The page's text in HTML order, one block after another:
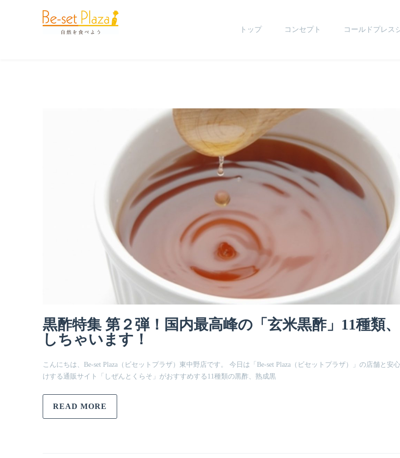
トップ コンセプト コールドプレス
黒酢特集 第２弾！国内最高峰の「玄米黒酢」11種類
しちゃいます！
こんにちは、Be-set Plaza（ビセットプラザ）東中野店です。 今日は「Be-set Plaza（ビセットプラザ）」の店舗と安
けする通販サイト「しぜんとくらそ」がおすすめする11種類の黒酢、熟成黒
READ MORE